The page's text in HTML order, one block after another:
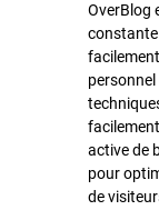
OverBlog
constante
active de
pour
de